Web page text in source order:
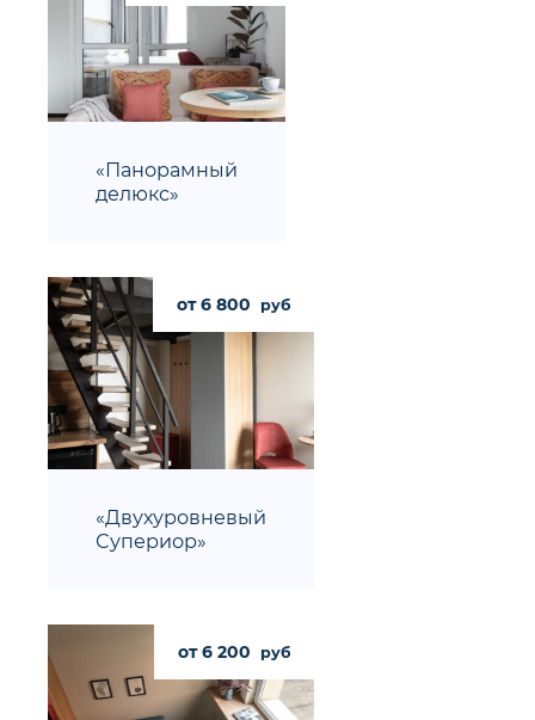
«Панорамный
делюкс»
«Двухуровневый
Супериор»
от 6 800 руб
от 6 200 руб